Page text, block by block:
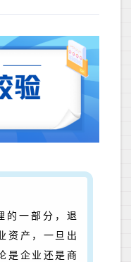
的一部分，退
资产，一旦出
是企业还是商